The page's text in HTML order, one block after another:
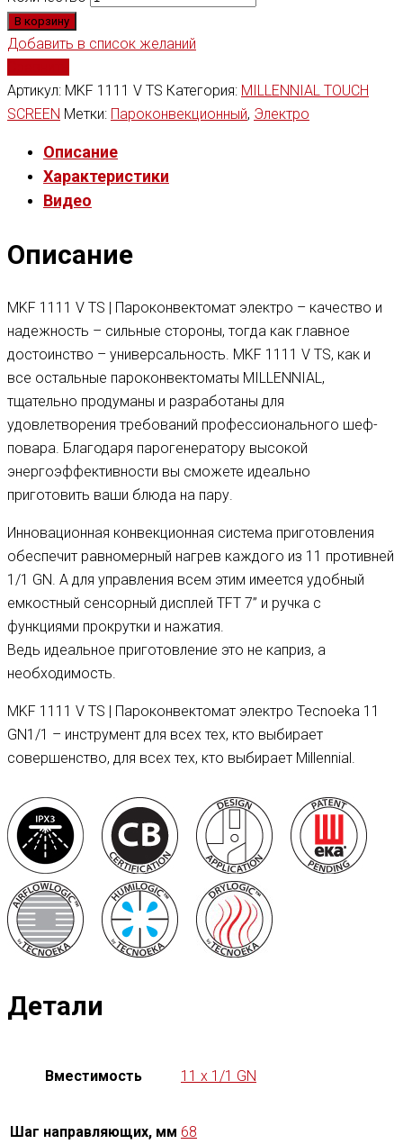
В корзину
Добавить в список желаний
Артикул: MKF 1111 V TS Категория: MILLENNIAL TOUCH
SCREEN Метки: Пароконвекционный, Электро
Описание
Характеристики
Видео
Описание
MKF 1111 V TS | Пароконвектомат электро – качество и
надежность – сильные стороны, тогда как главное
достоинство – универсальность. MKF 1111 V TS, как и
все остальные пароконвектоматы MILLENNIAL,
тщательно продуманы и разработаны для
удовлетворения требований профессионального шеф-
повара. Благодаря парогенератору высокой
энергоэффективности вы сможете идеально
приготовить ваши блюда на пару.
Инновационная конвекционная система приготовления
обеспечит равномерный нагрев каждого из 11 противней
1/1 GN. А для управления всем этим имеется удобный
емкостный сенсорный дисплей TFT 7” и ручка с
функциями прокрутки и нажатия.
Ведь идеальное приготовление это не каприз, а
необходимость.
MKF 1111 V TS | Пароконвектомат электро Tecnoeka 11
GN1/1 – инструмент для всех тех, кто выбирает
совершенство, для всех тех, кто выбирает Millennial.
Детали
Вместимость 11 x 1/1 GN
Шаг направляющих, мм 68